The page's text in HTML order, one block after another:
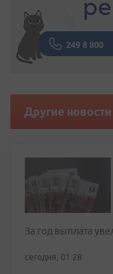
Другие новости
За год выплата
сегодня, 01:28